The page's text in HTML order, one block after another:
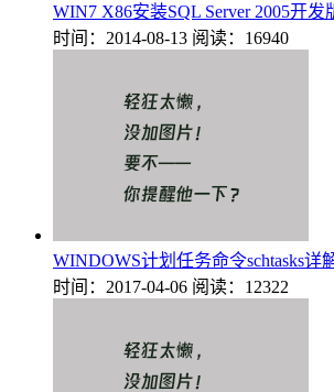
WIN7 X86安装SQL Server 2005开发
时间：2014-08-13 阅读：16940
WINDOWS计划任务命令schtasks详
时间：2017-04-06 阅读：12322